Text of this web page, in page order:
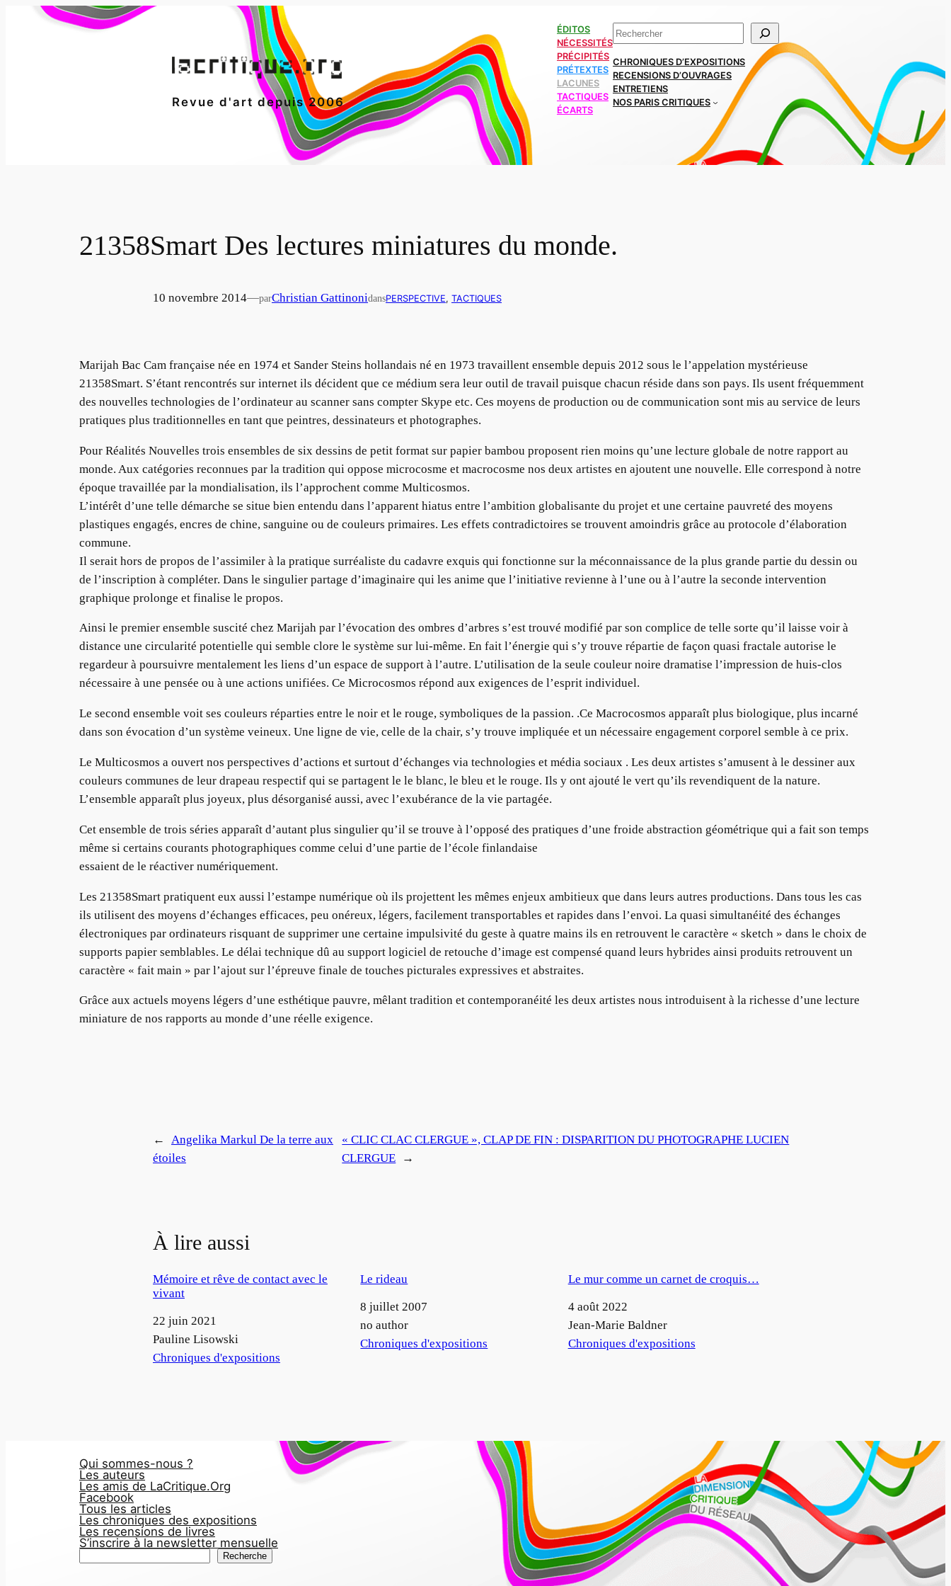
Revue d'art depuis 2006
ÉDITOS
NÉCESSITÉS
PRÉCIPITÉS
PRÉTEXTES
LACUNES
TACTIQUES
ÉCARTS
Rechercher
CHRONIQUES D’EXPOSITIONS
RECENSIONS D’OUVRAGES
ENTRETIENS
NOS PARIS CRITIQUES
21358Smart Des lectures miniatures du monde.
10 novembre 2014—parChristian GattinonidansPERSPECTIVE, TACTIQUES
Marijah Bac Cam française née en 1974 et Sander Steins hollandais né en 1973 travaillent ensemble depuis 2012 sous le l’appelation mystérieuse
21358Smart. S’étant rencontrés sur internet ils décident que ce médium sera leur outil de travail puisque chacun réside dans son pays. Ils usent fréquemment
des nouvelles technologies de l’ordinateur au scanner sans compter Skype etc. Ces moyens de production ou de communication sont mis au service de leurs
pratiques plus traditionnelles en tant que peintres, dessinateurs et photographes.
Pour Réalités Nouvelles trois ensembles de six dessins de petit format sur papier bambou proposent rien moins qu’une lecture globale de notre rapport au
monde. Aux catégories reconnues par la tradition qui oppose microcosme et macrocosme nos deux artistes en ajoutent une nouvelle. Elle correspond à notre
époque travaillée par la mondialisation, ils l’approchent comme Multicosmos.
L’intérêt d’une telle démarche se situe bien entendu dans l’apparent hiatus entre l’ambition globalisante du projet et une certaine pauvreté des moyens
plastiques engagés, encres de chine, sanguine ou de couleurs primaires. Les effets contradictoires se trouvent amoindris grâce au protocole d’élaboration
commune.
Il serait hors de propos de l’assimiler à la pratique surréaliste du cadavre exquis qui fonctionne sur la méconnaissance de la plus grande partie du dessin ou
de l’inscription à compléter. Dans le singulier partage d’imaginaire qui les anime que l’initiative revienne à l’une ou à l’autre la seconde intervention
graphique prolonge et finalise le propos.
Ainsi le premier ensemble suscité chez Marijah par l’évocation des ombres d’arbres s’est trouvé modifié par son complice de telle sorte qu’il laisse voir à
distance une circularité potentielle qui semble clore le système sur lui-même. En fait l’énergie qui s’y trouve répartie de façon quasi fractale autorise le
regardeur à poursuivre mentalement les liens d’un espace de support à l’autre. L’utilisation de la seule couleur noire dramatise l’impression de huis-clos
nécessaire à une pensée ou à une actions unifiées. Ce Microcosmos répond aux exigences de l’esprit individuel.
Le second ensemble voit ses couleurs réparties entre le noir et le rouge, symboliques de la passion. .Ce Macrocosmos apparaît plus biologique, plus incarné
dans son évocation d’un système veineux. Une ligne de vie, celle de la chair, s’y trouve impliquée et un nécessaire engagement corporel semble à ce prix.
Le Multicosmos a ouvert nos perspectives d’actions et surtout d’échanges via technologies et média sociaux . Les deux artistes s’amusent à le dessiner aux
couleurs communes de leur drapeau respectif qui se partagent le le blanc, le bleu et le rouge. Ils y ont ajouté le vert qu’ils revendiquent de la nature.
L’ensemble apparaît plus joyeux, plus désorganisé aussi, avec l’exubérance de la vie partagée.
Cet ensemble de trois séries apparaît d’autant plus singulier qu’il se trouve à l’opposé des pratiques d’une froide abstraction géométrique qui a fait son temps
même si certains courants photographiques comme celui d’une partie de l’école finlandaise
essaient de le réactiver numériquement.
Les 21358Smart pratiquent eux aussi l’estampe numérique où ils projettent les mêmes enjeux ambitieux que dans leurs autres productions. Dans tous les cas
ils utilisent des moyens d’échanges efficaces, peu onéreux, légers, facilement transportables et rapides dans l’envoi. La quasi simultanéité des échanges
électroniques par ordinateurs risquant de supprimer une certaine impulsivité du geste à quatre mains ils en retrouvent le caractère « sketch » dans le choix de
supports papier semblables. Le délai technique dû au support logiciel de retouche d’image est compensé quand leurs hybrides ainsi produits retrouvent un
caractère « fait main » par l’ajout sur l’épreuve finale de touches picturales expressives et abstraites.
Grâce aux actuels moyens légers d’une esthétique pauvre, mêlant tradition et contemporanéité les deux artistes nous introduisent à la richesse d’une lecture
miniature de nos rapports au monde d’une réelle exigence.
←
Angelika Markul De la terre aux
étoiles
« CLIC CLAC CLERGUE », CLAP DE FIN : DISPARITION DU PHOTOGRAPHE LUCIEN
CLERGUE
→
À lire aussi
Mémoire et rêve de contact avec le
vivant
Date
22 juin 2021
Auteur
Pauline Lisowski
Par rapport à
Chroniques d'expositions
Le rideau
Date
8 juillet 2007
Auteur
no author
Par rapport à
Chroniques d'expositions
Le mur comme un carnet de croquis…
Date
4 août 2022
Auteur
Jean-Marie Baldner
Par rapport à
Chroniques d'expositions
Qui sommes-nous ?
Les auteurs
Les amis de LaCritique.Org
Facebook
Tous les articles
Les chroniques des expositions
Les recensions de livres
S’inscrire à la newsletter mensuelle
Recherche